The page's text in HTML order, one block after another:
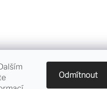
Odmítnout
a vrácení zboží